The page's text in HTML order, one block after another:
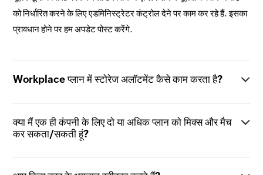
को निर्धारित करने के लिए एडमिनिस्ट्रेटर कंट्रोल देने पर काम कर रहे हैं. इसका
प्रावधान होने पर हम अपडेट पोस्ट करेंगे.
Workplace प्लान में स्टोरेज अलॉटमेंट कैसे काम करता है?
क्या मैं एक ही कंपनी के लिए दो या अधिक प्लान को मिक्स और मैच
कर सकता/सकती हूं?